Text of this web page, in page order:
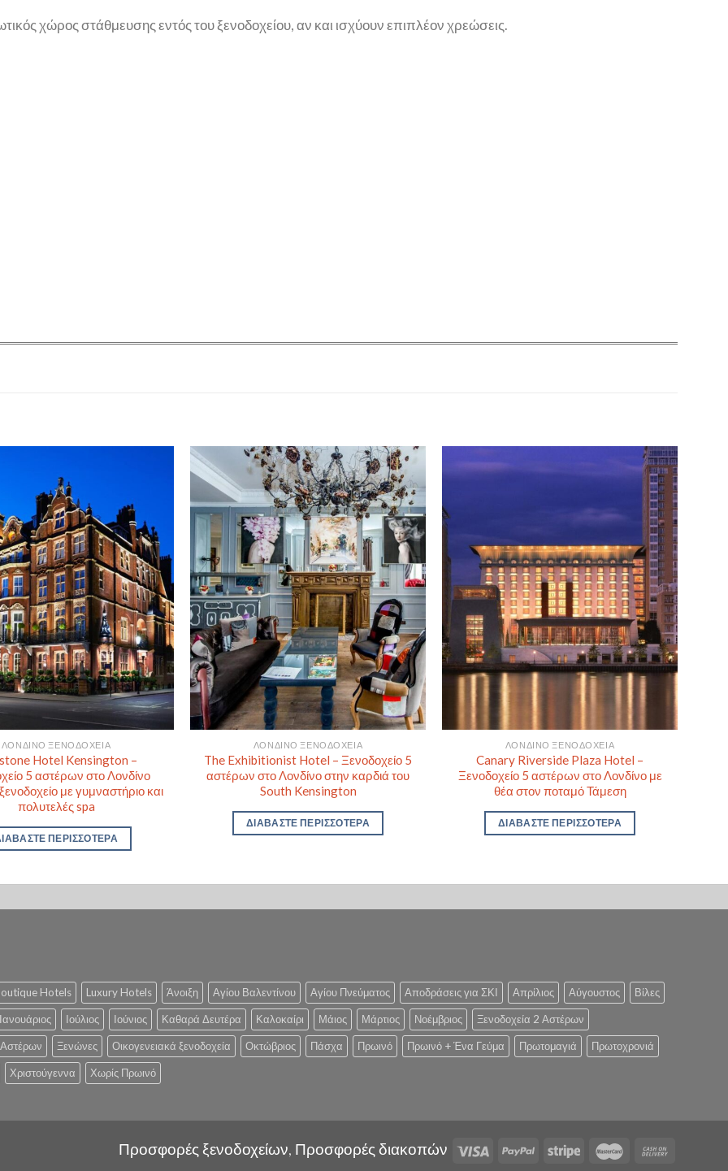
χώρος στάθμευσης εντός του ξενοδοχείου, αν και ισχύουν επιπλέον χρεώσεις.
ΛΟΝΔΊΝΟ ΞΕΝΟΔΟΧΕΊΑ
Hotel Kensington –
5 αστέρων στο Λονδίνο
με γυμναστήριο και
πολυτελές spa
ΠΕΡΙΣΣΌΤΕΡΑ
ΛΟΝΔΊΝΟ ΞΕΝΟΔΟΧΕΊΑ
The Exhibitionist Hotel – Ξενοδοχείο 5
αστέρων στο Λονδίνο στην καρδιά του
South Kensington
ΔΙΑΒΆΣΤΕ ΠΕΡΙΣΣΌΤΕΡΑ
ΛΟΝΔΊΝΟ ΞΕΝΟΔΟΧΕΊΑ
Canary Riverside Plaza Hotel –
Ξενοδοχείο 5 αστέρων στο Λονδίνο με
θέα στον ποταμό Τάμεση
ΔΙΑΒΆΣΤΕ ΠΕΡΙΣΣΌΤΕΡΑ
Hotels Luxury Hotels Άνοιξη Αγίου Βαλεντίνου Αγίου Πνεύματος Αποδράσεις για ΣΚΙ Απρίλιος Αύγουστος Βίλες
Ιανουάριος Ιούλιος Ιούνιος Καθαρά Δευτέρα Καλοκαίρι Μάιος Μάρτιος Νοέμβριος Ξενοδοχεία 2 Αστέρων
Ξενώνες Οικογενειακά ξενοδοχεία Οκτώβριος Πάσχα Πρωινό Πρωινό + Ένα Γεύμα Πρωτομαγιά Πρωτοχρονιά
Χριστούγεννα Χωρίς Πρωινό
Προσφορές ξενοδοχείων, Προσφορές διακοπών